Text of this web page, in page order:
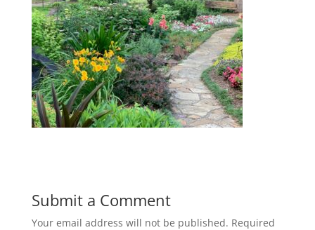
Submit a Comment
Your email address will not be published. Required